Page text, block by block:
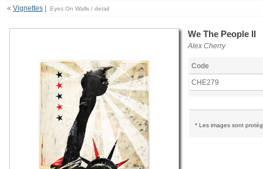
« Vignettes Eyes On Walls / detail
We The People II
Alex Cherry
Code
CHE279
* Les images sont